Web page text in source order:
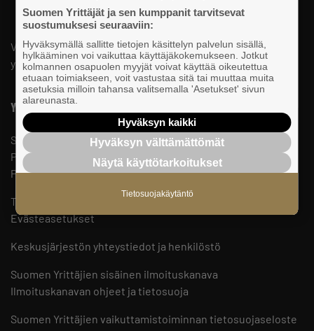
Valtakunnallista, alueellista ja paikallista vaikuttamista pk-
yrittäjien puolesta.
Yhteystiedot
Suomen Yrittäjät
PL 999, 00101 HELSINKI
Puhelinvaihde 09 229 221
Tietosuojaseloste ja evästeet
Evästeasetukset
Keskusjärjestön yhteystiedot ja henkilöstö
Suomen Yrittäjien sisäinen ilmoituskanava
Ilmoituskanavan ohjeet ja tietosuoja
Suomen Yrittäjien vaikuttamistoiminnan tietosuojaseloste
Suomen Yrittäjät ja sen kumppanit tarvitsevat
suostumuksesi seuraaviin:
Hyväksymällä sallitte tietojen käsittelyn palvelun sisällä,
hylkääminen voi vaikuttaa käyttäjäkokemukseen. Jotkut
kolmannen osapuolen myyjät voivat käyttää oikeutettua
etuaan toimiakseen, voit vastustaa sitä tai muuttaa muita
asetuksia milloin tahansa valitsemalla 'Asetukset' sivun
alareunasta.
Hyväksyn kaikki
Hyväksyn välttämättömät
Näytä käyttötarkoitukset
Tietosuojakäytäntö